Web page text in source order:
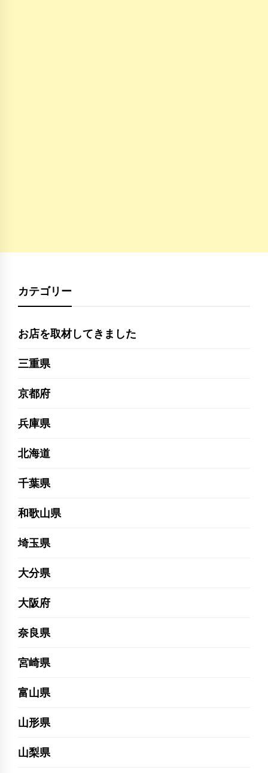
カテゴリー
お店を取材してきました
三重県
京都府
兵庫県
北海道
千葉県
和歌山県
埼玉県
大分県
大阪府
奈良県
宮崎県
富山県
山形県
山梨県